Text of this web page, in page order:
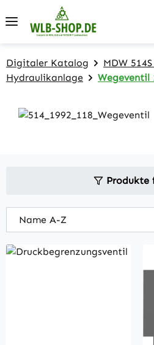
Zum Hauptinhalt springen
Digitaler Katalog
MDW
Hydraulikanlage
Wegeventil
Produkte